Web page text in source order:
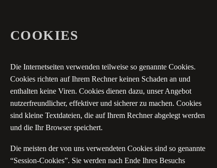
COOKIES
Die Internetseiten verwenden teilweise so genannte Cookies.
Cookies richten auf Ihrem Rechner keinen Schaden an und
enthalten keine Viren. Cookies dienen dazu, unser Angebot
nutzerfreundlicher, effektiver und sicherer zu machen. Cookies
sind kleine Textdateien, die auf Ihrem Rechner abgelegt werden
und die Ihr Browser speichert.
Die meisten der von uns verwendeten Cookies sind so genannte
“Session-Cookies”. Sie werden nach Ende Ihres Besuchs